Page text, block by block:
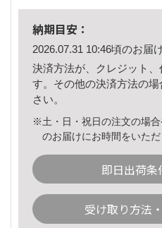
納期目安：
2026.07.31 10:46頃のお届
決済方法が、クレジット
す。その他の決済方法の場
さい。
※土・日・祝日の注文の場
のお届けにお時間をいただ
即日出荷条
受け取り方法